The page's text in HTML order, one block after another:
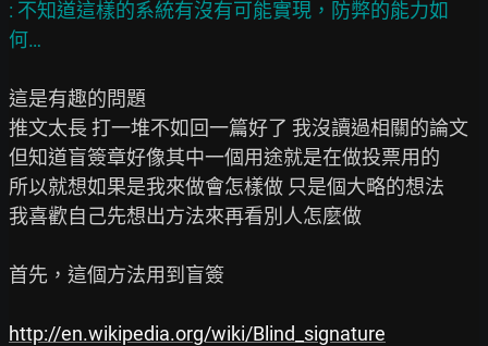
: 不知道這樣的系統有沒有可能實現，防弊的能力如
這是有趣的問題
推文太長 打一堆不如回一篇好了 我沒讀過相關的論文
但知道盲簽章好像其中一個用途就是在做投票用的
所以就想如果是我來做會怎樣做 只是個大略的想法
我喜歡自己先想出方法來再看別人怎麼做
首先，這個方法用到盲簽
http://en.wikipedia.org/wiki/Blind_signature